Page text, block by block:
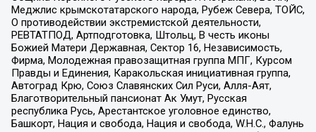
Меджлис крымскотатарского народа, Рубеж Севера, ТОЙС,
О противодействии экстремистской деятельности,
РЕВТАТПОД, Артподготовка, Штольц, В честь иконы
Божией Матери Державная, Сектор 16, Независимость,
Фирма, Молодежная правозащитная группа МПГ, Курсом
Правды и Единения, Каракольская инициативная группа,
Автоград Крю, Союз Славянских Сил Руси, Алля-Аят,
Благотворительный пансионат Ак Умут, Русская
республика Русь, Арестантское уголовное единство,
Башкорт, Нация и свобода, Нация и свобода, W.H.С., Фалунь